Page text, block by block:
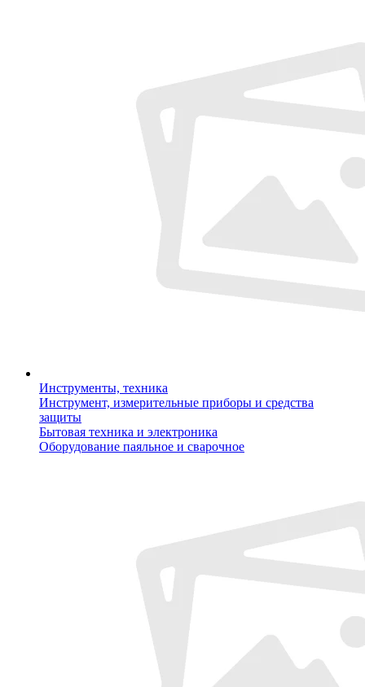
Инструменты, техника
Инструмент, измерительные приборы и средства
защиты
Бытовая техника и электроника
Оборудование паяльное и сварочное